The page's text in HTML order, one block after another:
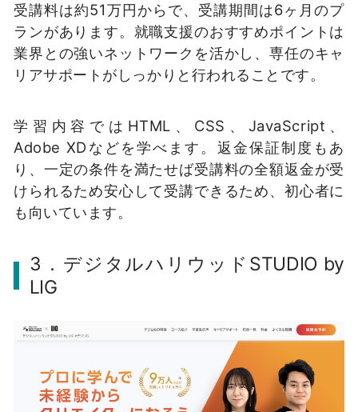
受講料は約51万円からで、受講期間は6ヶ月のプ
ランがあります。就職支援のおすすめポイントは
業界との強いネットワークを活かし、専任のキャ
リアサポートがしっかりと行われることです。
学習内容ではHTML、CSS、JavaScript、
Adobe XDなどを学べます。返金保証制度もあ
り、一定の条件を満たせば受講料の全額返金が受
けられるため安心して受講できるため、初心者に
も向いています。
3．デジタルハリウッドSTUDIO by
LIG